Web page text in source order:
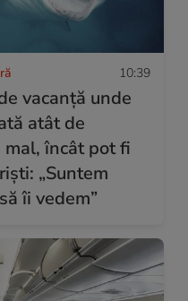
10:39
vacanță unde
atât de
mal, încât pot fi
„Suntem
îi vedem”